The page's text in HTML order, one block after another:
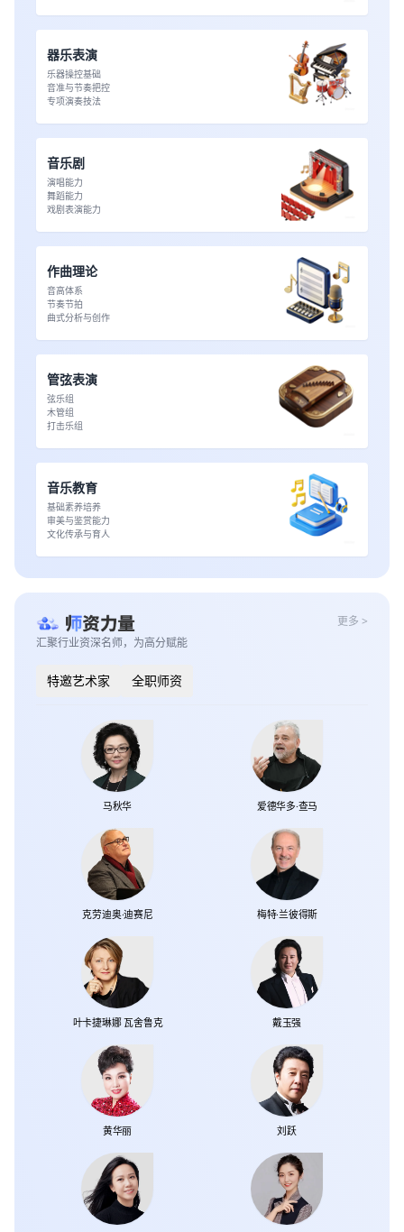
器乐表演
乐器操控基础
音准与节奏把控
专项演奏技法
音乐剧
演唱能力
舞蹈能力
戏剧表演能力
作曲理论
音高体系
节奏节拍
曲式分析与创作
管弦表演
弦乐组
木管组
打击乐组
音乐教育
基础素养培养
审美与鉴赏能力
文化传承与育人
汇聚行业资深名师，为高分赋能
更多 >
特邀艺术家 全职师资
马秋华 爱德华多·查马
克劳迪奥·迪赛尼 梅特·兰彼得斯
叶卡捷琳娜 瓦舍鲁克 戴玉强
黄华丽 刘跃